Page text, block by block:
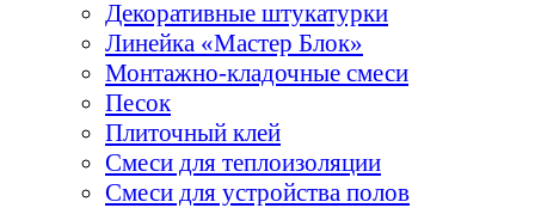
Декоративные штукатурки
Линейка «Мастер Блок»
Монтажно-кладочные смеси
Песок
Плиточный клей
Смеси для теплоизоляции
Смеси для устройства полов